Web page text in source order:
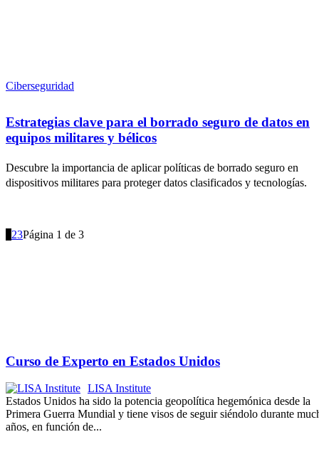
Ciberseguridad
Estrategias clave para el borrado seguro de datos en
equipos militares y bélicos
Descubre la importancia de aplicar políticas de borrado seguro en
dispositivos militares para proteger datos clasificados y tecnologías.
23Página 1 de 3
Curso de Experto en Estados Unidos
LISA Institute
Estados Unidos ha sido la potencia geopolítica hegemónica desde la
Primera Guerra Mundial y tiene visos de seguir siéndolo durante
años, en función de...